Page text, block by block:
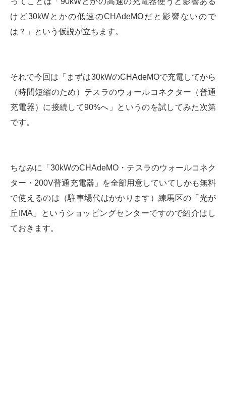
けど30kWとかの低速のCHAdeMOだと影響ないので
は？」という仮説が立ちます。
それで今回は「まずは30kWのCHAdeMOで充電してから
（時間短縮のため）テスラのウォールコネクター（普通
充電器）に接続して90%へ」というのを試してみた次第
です。
ちなみに「30kWのCHAdeMO・テスラのウォールコネク
ター・200V普通充電器」を全部用意していてしかも無料
で使えるのは（駐車場代はかかります）練馬区の「光が
丘IMA」というショッピングセンターですので紹介はし
ておきます。